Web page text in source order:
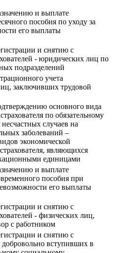
и выплате
пособия по уходу за
его выплаты
и снятию с
- юридических лиц по
подразделений
учета
заключивших трудовой
основного вида
по обязательному
случаев на
заболеваний –
экономической
являющихся
единицами
и выплате
пособия при
его выплаты
и снятию с
- физических лиц,
с работником
и снятию с
добровольно вступивших в